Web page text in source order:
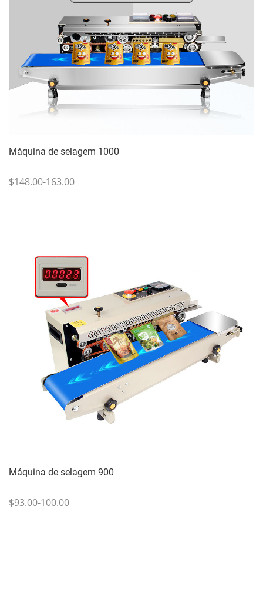
Máquina de selagem 1000
$148.00-163.00
Máquina de selagem 900
$93.00-100.00